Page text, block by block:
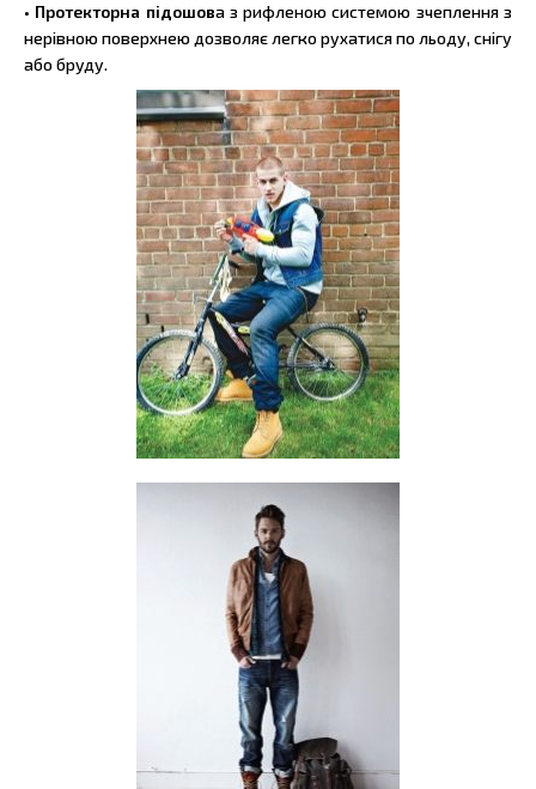
• Протекторна підошова з рифленою системою зчеплення з
нерівною поверхнею дозволяє легко рухатися по льоду, снігу
або бруду.